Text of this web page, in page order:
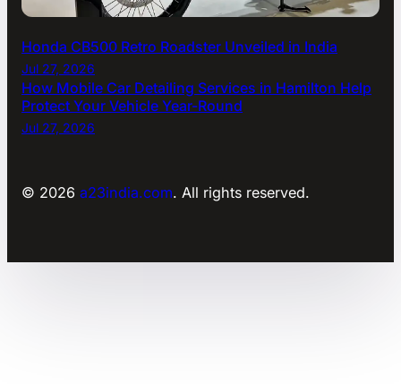
Honda CB500 Retro Roadster Unveiled in India
Jul 27, 2026
How Mobile Car Detailing Services in Hamilton Help
Protect Your Vehicle Year-Round
Jul 27, 2026
© 2026 a23india.com. All rights reserved.